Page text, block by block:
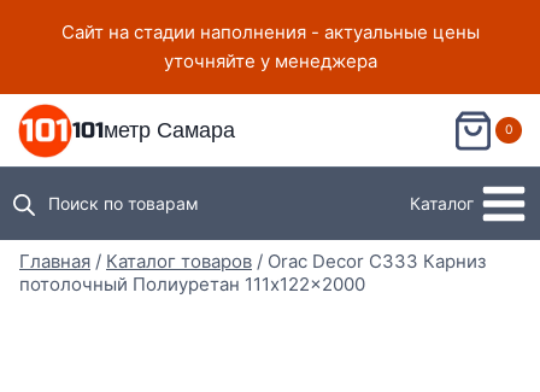
Сайт на стадии наполнения - актуальные цены
уточняйте у менеджера
101метр Самара 0
Поиск по товарам Каталог
Главная / Каталог товаров / Orac Decor C333 Карниз
потолочный Полиуретан 111x122x2000